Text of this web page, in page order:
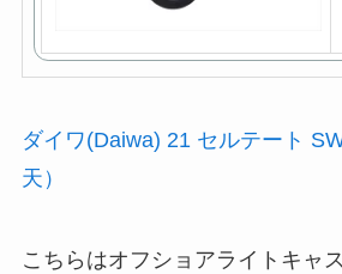
ダイワ(Daiwa) 21 セルテート
天）
こちらはオフショアライトキャ